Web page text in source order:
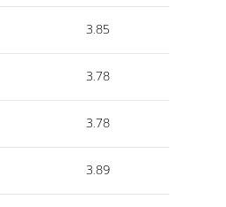
3.85
3.78
3.78
3.89